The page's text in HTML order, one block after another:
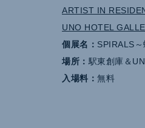
ARTIST IN
UNO HOTEL
個展名： SPIRALS
場所： 駅東創庫＆
入場料： 無料